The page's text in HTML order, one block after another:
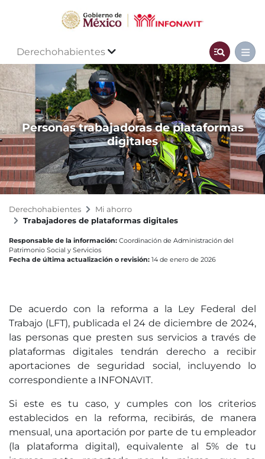
Derechohabientes
Personas trabajadoras de plataformas
digitales
Derechohabientes
Mi ahorro
Trabajadores de plataformas digitales
Responsable de la información: Coordinación de Administración del
Patrimonio Social y Servicios
Fecha de última actualización o revisión: 14 de enero de 2026
De acuerdo con la reforma a la Ley Federal del
Trabajo (LFT), publicada el 24 de diciembre de 2024,
las personas que presten sus servicios a través de
plataformas digitales tendrán derecho a recibir
aportaciones de seguridad social, incluyendo lo
correspondiente a INFONAVIT.
Si este es tu caso, y cumples con los criterios
establecidos en la reforma, recibirás, de manera
mensual, una aportación por parte de tu empleador
(la plataforma digital), equivalente al 5% de tu